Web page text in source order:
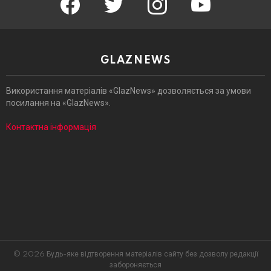
GLAZNEWS
Використання матеріалів «GlazNews» дозволяється за умови
посилання на «GlazNews».
Контактна інформація
© 2026 Будь-яке відтворення матеріалів сайту без дозволу редакції
забороняється